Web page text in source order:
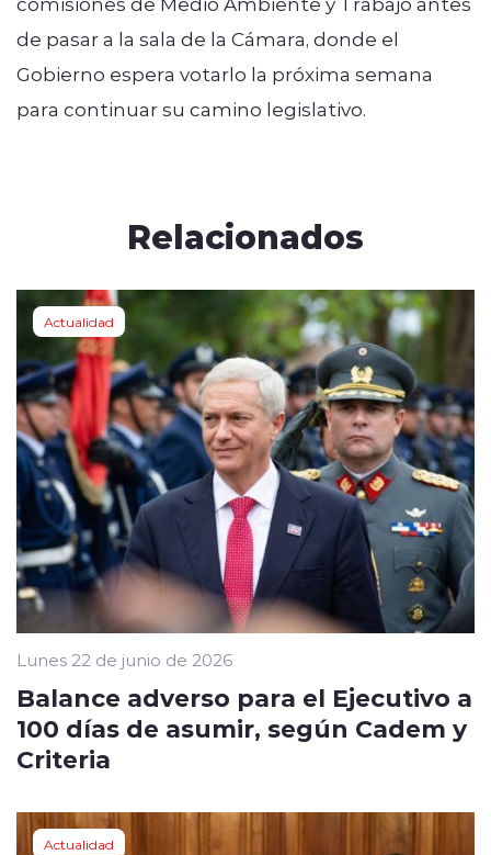
de pasar a la sala de la Cámara, donde el
Gobierno espera votarlo la próxima semana
para continuar su camino legislativo.
Relacionados
Actualidad
Lunes 22 de junio de 2026
Balance adverso para el Ejecutivo a
100 días de asumir, según Cadem y
Criteria
Actualidad